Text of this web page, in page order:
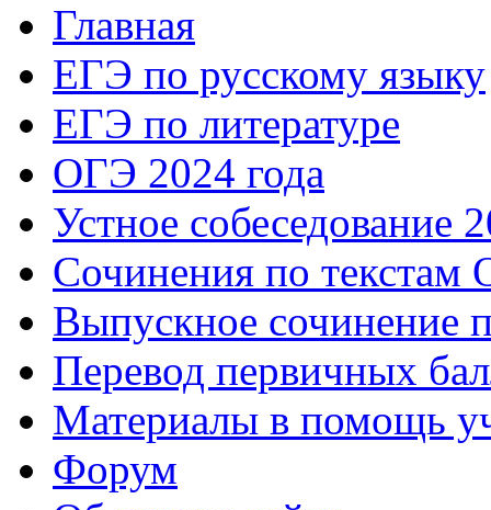
Главная
ЕГЭ по русскому языку
ЕГЭ по литературе
ОГЭ 2024 года
Устное собеседование
Сочинения по текстам
Выпускное сочинение
Перевод первичных
Материалы в помощь
Форум